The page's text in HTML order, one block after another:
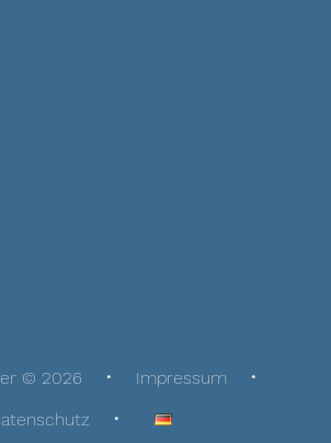
© 2026
Impressum